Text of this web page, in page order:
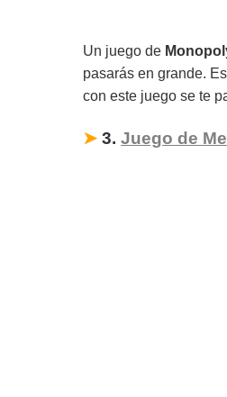
Un juego de
pasarás en grande.
con este juego se te
➤ 3. Juego de